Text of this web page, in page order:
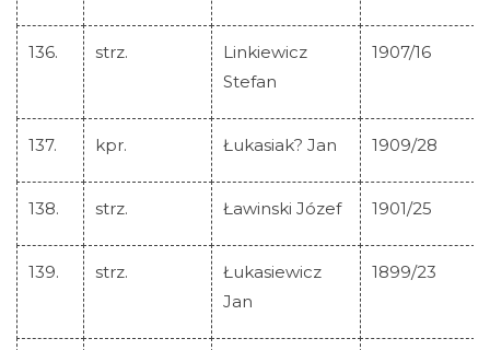
136. strz.
Linkiewicz
Stefan
1907/16
137. kpr. Łukasiak? Jan 1909/28
138. strz. Ławinski Józef 1901/25
139. strz.
Łukasiewicz
Jan
1899/23